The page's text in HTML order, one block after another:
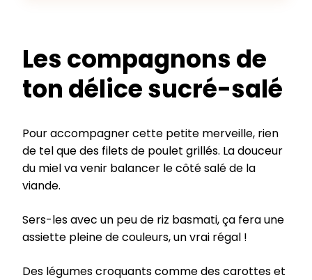
Les compagnons de
ton délice sucré-salé
Pour accompagner cette petite merveille, rien
de tel que des filets de poulet grillés. La douceur
du miel va venir balancer le côté salé de la
viande.
Sers-les avec un peu de riz basmati, ça fera une
assiette pleine de couleurs, un vrai régal !
Des légumes croquants comme des carottes et